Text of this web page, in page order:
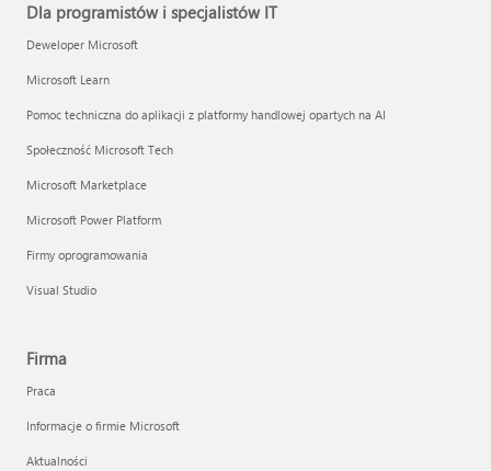
Dla programistów i specjalistów IT
Deweloper Microsoft
Microsoft Learn
Pomoc techniczna do aplikacji z platformy handlowej opartych na AI
Społeczność Microsoft Tech
Microsoft Marketplace
Microsoft Power Platform
Firmy oprogramowania
Visual Studio
Firma
Praca
Informacje o firmie Microsoft
Aktualności